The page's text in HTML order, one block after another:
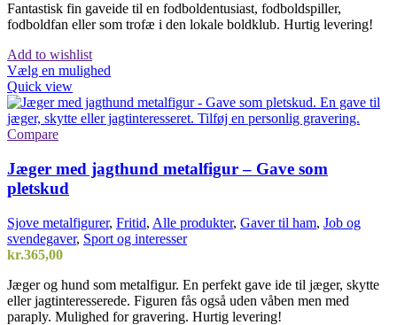
Fantastisk fin gaveide til en fodboldentusiast, fodboldspiller,
fodboldfan eller som trofæ i den lokale boldklub. Hurtig levering!
Add to wishlist
Vælg en mulighed
har
flere
kan
vælges
Quick view
Compare
Jæger med jagthund metalfigur – Gave som
pletskud
Sjove metalfigurer, Fritid, Alle produkter, Gaver til ham, Job og
svendegaver, Sport og interesser
kr.365,00
Jæger og hund som metalfigur. En perfekt gave ide til jæger, skytte
eller jagtinteresserede. Figuren fås også uden våben men med
paraply. Mulighed for gravering. Hurtig levering!